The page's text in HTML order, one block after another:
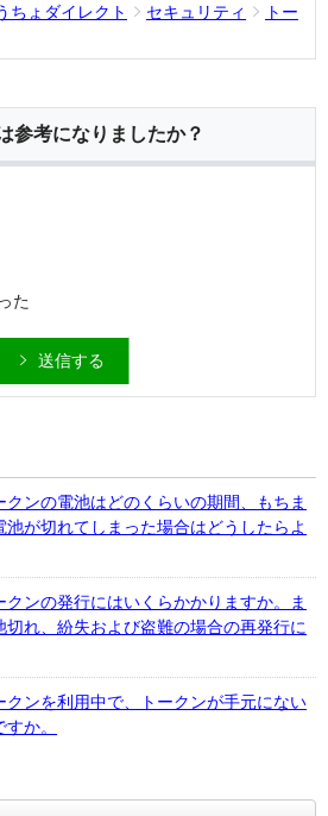
ちょダイレクト セキュリティ
トー
参考になりましたか？
た
送信する
ンの電池はどのくらいの期間、もちま
が切れてしまった場合はどうしたらよ
ンの発行にはいくらかかりますか。ま
れ、紛失および盗難の場合の再発行に
クンを利用中で、トークンが手元にない
か。